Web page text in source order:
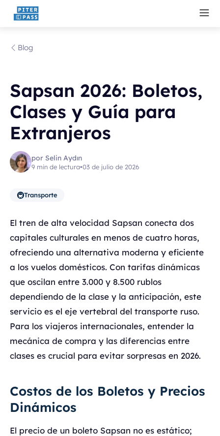
Blog
Sapsan 2026: Boletos,
Clases y Guía para
Extranjeros
por Selin Aydın
9 min de lectura•03 de julio de 2026
🚇Transporte
El tren de alta velocidad Sapsan conecta dos
capitales culturales en menos de cuatro horas,
ofreciendo una alternativa moderna y eficiente
a los vuelos domésticos. Con tarifas dinámicas
que oscilan entre 3.000 y 8.500 rublos
dependiendo de la clase y la anticipación, este
servicio es el eje vertebral del transporte ruso.
Para los viajeros internacionales, entender la
mecánica de compra y las diferencias entre
clases es crucial para evitar sorpresas en 2026.
Costos de los Boletos y Precios
Dinámicos
El precio de un boleto Sapsan no es estático;